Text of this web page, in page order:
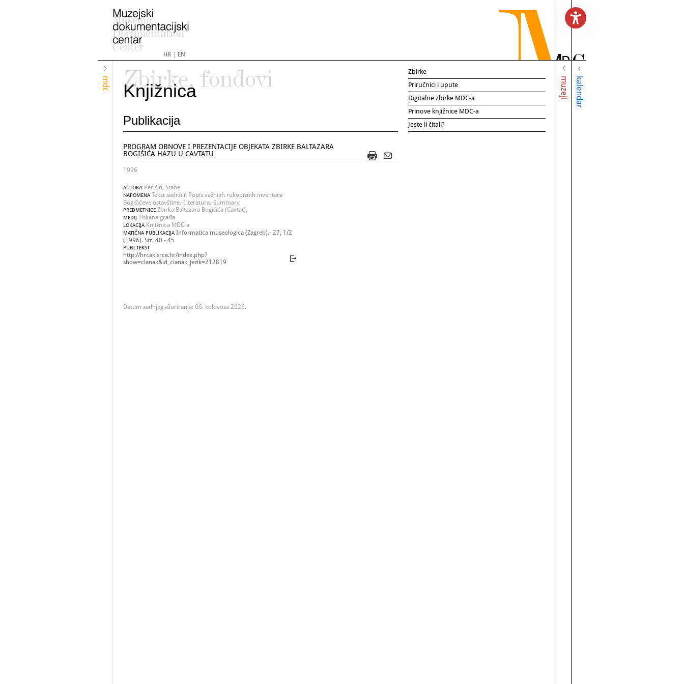
HR| EN
mdc muzeji kalendar
Zbirke, fondovi
Knjižnica
Publikacija
PROGRAM OBNOVE I PREZENTACIJE OBJEKATA ZBIRKE BALTAZARA
BOGIŠIĆA HAZU U CAVTATU
1996
AUTOR/I Perišin, Stane
NAPOMENA Tekst sadrži i: Popis važnijih rukopisnih inventara
Bogišićeve ostavštine.-Literatura.-Summary
PREDMETNICE Zbirka Baltazara Bogišića (Cavtat),
MEDIJ Tiskana građa
LOKACIJA Knjižnica MDC-a
MATIČNA PUBLIKACIJA Informatica museologica (Zagreb).- 27, 1/2
(1996). Str. 40 - 45
PUNI TEKST
http://hrcak.srce.hr/index.php?
show=clanak&id_clanak_jezik=212819
Datum zadnjeg ažuriranja: 06. kolovoza 2026.
Zbirke
Priručnici i upute
Digitalne zbirke MDC-a
Prinove knjižnice MDC-a
Jeste li čitali?